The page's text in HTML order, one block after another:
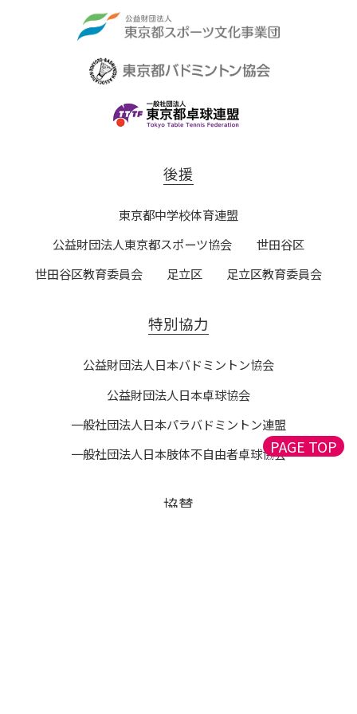
後援
東京都中学校体育連盟
公益財団法人東京都スポーツ協会
世田谷区
世田谷区教育委員会
足立区 足立区教育委員会
特別協力
公益財団法人日本バドミントン協会
公益財団法人日本卓球協会
一般社団法人日本パラバドミントン連盟
一般社団法人日本肢体不自由者卓球協会
協賛
PAGE TOP